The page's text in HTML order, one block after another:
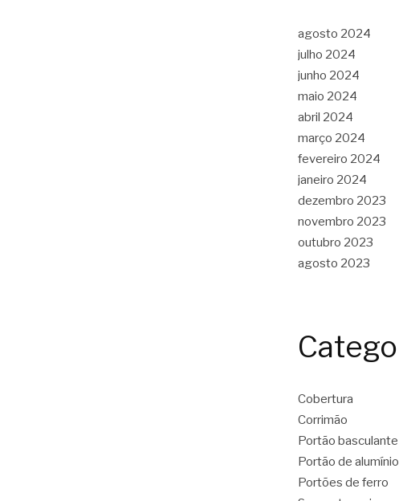
agosto 2024
julho 2024
junho 2024
maio 2024
abril 2024
março 2024
fevereiro 2024
janeiro 2024
dezembro 2023
novembro 2023
outubro 2023
agosto 2023
Cobertura
Corrimão
Portão basculante
Portão de alumínio
Portões de ferro